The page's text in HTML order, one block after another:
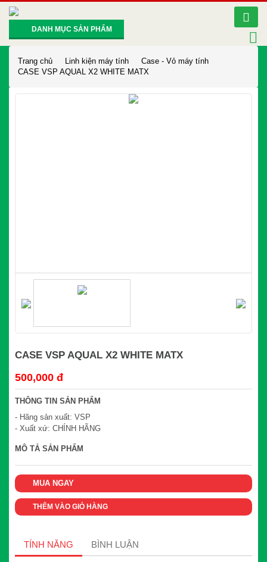
DANH MỤC SẢN PHẨM
Trang chủ Linh kiện máy tính
Case - Vỏ máy tính
CASE VSP AQUAL X2 WHITE MATX
CASE VSP AQUAL X2 WHITE MATX
500,000 đ
THÔNG TIN SẢN PHẨM
- Hãng sản xuất: VSP
- Xuất xứ: CHÍNH HÃNG
MÔ TẢ SẢN PHẨM
MUA NGAY
THÊM VÀO GIỎ HÀNG
TÍNH NĂNG BÌNH LUẬN